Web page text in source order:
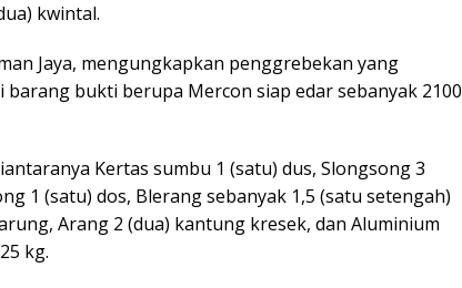
kwintal.
Jaya, mengungkapkan penggrebekan yang
barang bukti berupa Mercon siap edar sebanyak 2100
Kertas sumbu 1 (satu) dus, Slongsong 3
1 (satu) dos, Blerang sebanyak 1,5 (satu setengah)
Arang 2 (dua) kantung kresek, dan Aluminium
kg.